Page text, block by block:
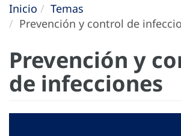
Inicio
Temas
Prevención y control de
Prevención y
de infecciones